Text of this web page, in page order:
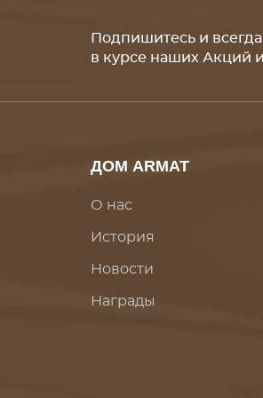
Подпишитесь и всегда
в курсе наших Акций
ДОМ ARMAT
О нас
История
Новости
Награды